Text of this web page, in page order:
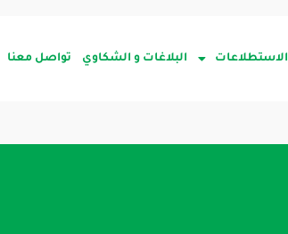
الاستطلاعات البلاغات و الشكاوي تواصل معنا